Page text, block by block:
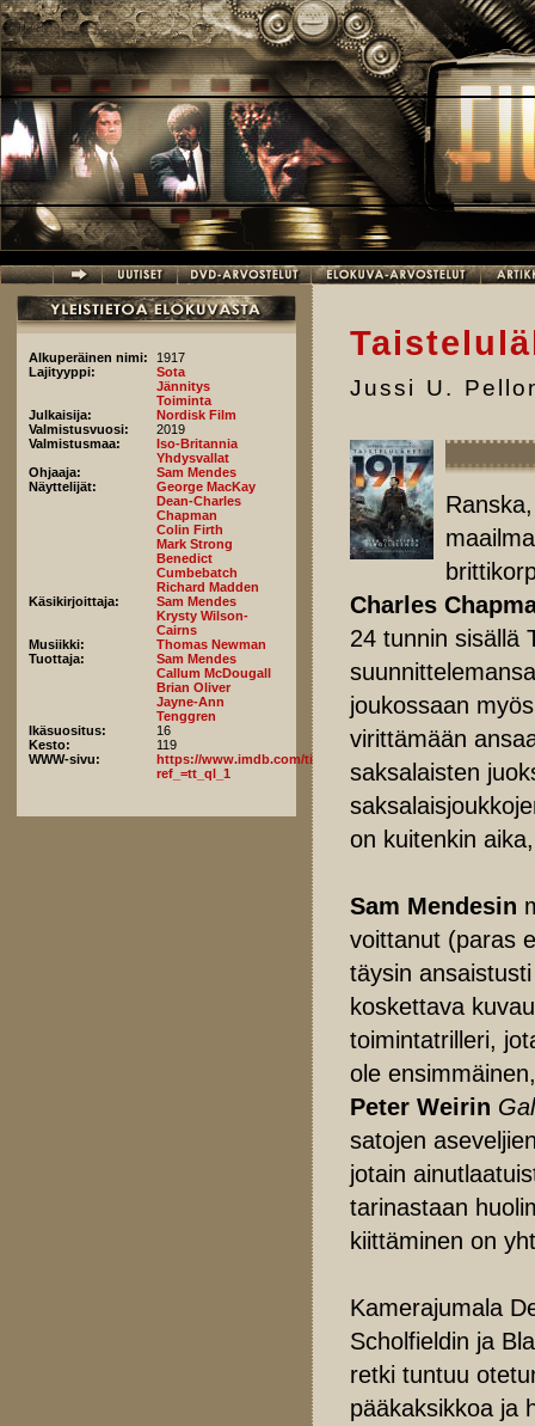
Hyppää pääsisältöön
Alkuperäinen nimi:
1917
Lajityyppi:
Sota
Jännitys
Toiminta
Julkaisija:
Nordisk Film
Valmistusvuosi:
2019
Valmistusmaa:
Iso-Britannia
Yhdysvallat
Ohjaaja:
Sam Mendes
Näyttelijät:
George MacKay
Dean-Charles
Chapman
Colin Firth
Mark Strong
Benedict
Cumbebatch
Richard Madden
Käsikirjoittaja:
Sam Mendes
Krysty Wilson-
Cairns
Musiikki:
Thomas Newman
Tuottaja:
Sam Mendes
Callum McDougall
Brian Oliver
Jayne-Ann
Tenggren
Ikäsuositus:
16
Kesto:
119
WWW-sivu:
https://www.imdb.com/title/tt8579674/fullcredits?
ref_=tt_ql_1
Jussi U.
Charles
24 tunnin sisällä
joukossaan
virittämään
saksalaisten
on kuitenkin
Sam Mendesin
voittanut (paras
täysin
koskettava
toimintatrilleri,
ole
Peter Weirin
satojen
jotain
tarinastaan
kiittäminen on
Kamerajumala
Scholfieldin ja
retki tuntuu
pääkaksikkoa ja